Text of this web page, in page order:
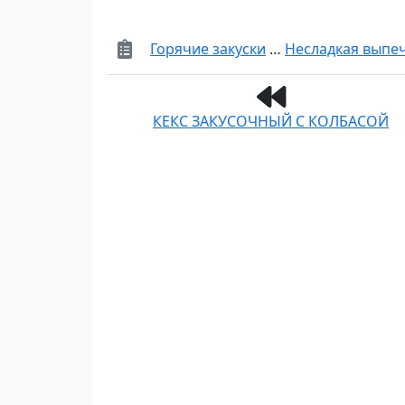
Горячие закуски … Несладкая
КЕКС ЗАКУСОЧНЫЙ С КОЛБАСОЙ